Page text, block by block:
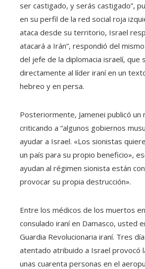
ser castigado, y serás castigado”,
en su perfil de la red social roja
ataca desde su territorio, Israel
atacará a Irán”, respondió del
del jefe de la diplomacia israelí, que
directamente al líder iraní en un
hebreo y en persa.
Posteriormente, Jamenei publicó un
criticando a “algunos gobiernos
ayudar a Israel. «Los sionistas
un país para su propio beneficio»,
ayudan al régimen sionista están
provocar su propia destrucción».
Entre los médicos de los muertos
consulado iraní en Damasco, usted
Guardia Revolucionaria iraní. Tres
atentado atribuido a Israel provocó
unas cuarenta personas en el